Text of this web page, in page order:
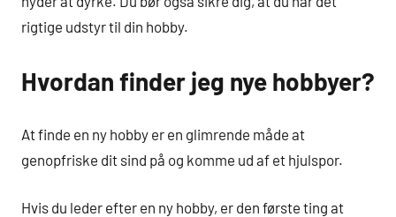
rigtige udstyr til din hobby.
Hvordan finder jeg nye hobbyer?
At finde en ny hobby er en glimrende måde at
genopfriske dit sind på og komme ud af et hjulspor.
Hvis du leder efter en ny hobby, er den første ting at